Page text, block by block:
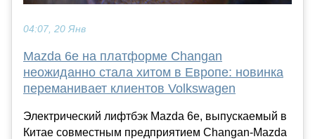
04:07, 20 Янв
Mazda 6e на платформе Changan
неожиданно стала хитом в Европе: новинка
переманивает клиентов Volkswagen
Электрический лифтбэк Mazda 6e, выпускаемый в
Китае совместным предприятием Changan-Mazda